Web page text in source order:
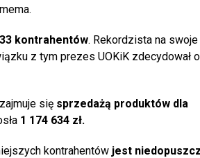
kontrahentów. Rekordzista na
z tym prezes UOKiK zdecydował
się sprzedażą produktów dla
1 174 634 zł.
kontrahentów jest